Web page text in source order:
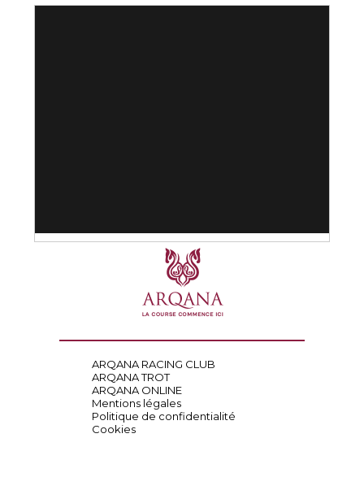
ARQANA RACING CLUB
ARQANA TROT
ARQANA ONLINE
Mentions légales
Politique de confidentialité
Cookies